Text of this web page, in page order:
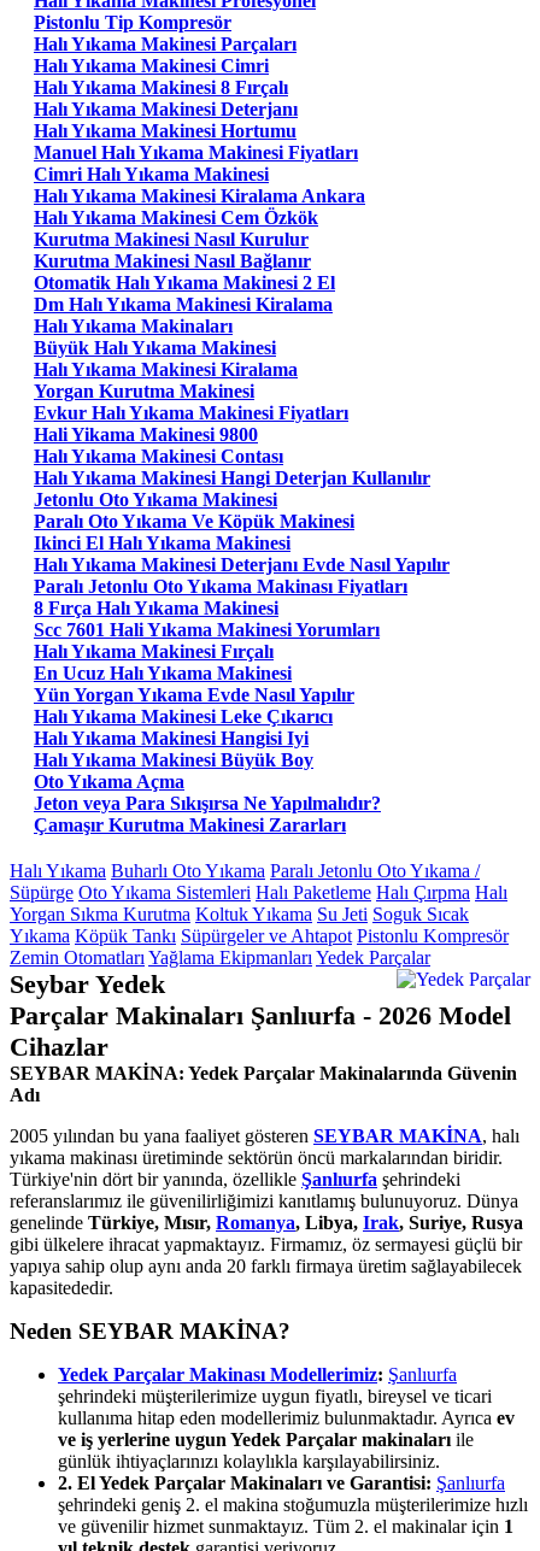
Pistonlu Tip Kompresör
Halı Yıkama Makinesi Parçaları
Halı Yıkama Makinesi Cimri
Halı Yıkama Makinesi 8 Fırçalı
Halı Yıkama Makinesi Deterjanı
Halı Yıkama Makinesi Hortumu
Manuel Halı Yıkama Makinesi Fiyatları
Cimri Halı Yıkama Makinesi
Halı Yıkama Makinesi Kiralama Ankara
Halı Yıkama Makinesi Cem Özkök
Kurutma Makinesi Nasıl Kurulur
Kurutma Makinesi Nasıl Bağlanır
Otomatik Halı Yıkama Makinesi 2 El
Dm Halı Yıkama Makinesi Kiralama
Halı Yıkama Makinaları
Büyük Halı Yıkama Makinesi
Halı Yıkama Makinesi Kiralama
Yorgan Kurutma Makinesi
Evkur Halı Yıkama Makinesi Fiyatları
Hali Yikama Makinesi 9800
Halı Yıkama Makinesi Contası
Halı Yıkama Makinesi Hangi Deterjan Kullanılır
Jetonlu Oto Yıkama Makinesi
Paralı Oto Yıkama Ve Köpük Makinesi
Ikinci El Halı Yıkama Makinesi
Halı Yıkama Makinesi Deterjanı Evde Nasıl Yapılır
Paralı Jetonlu Oto Yıkama Makinası Fiyatları
8 Fırça Halı Yıkama Makinesi
Scc 7601 Hali Yıkama Makinesi Yorumları
Halı Yıkama Makinesi Fırçalı
En Ucuz Halı Yıkama Makinesi
Yün Yorgan Yıkama Evde Nasıl Yapılır
Halı Yıkama Makinesi Leke Çıkarıcı
Halı Yıkama Makinesi Hangisi Iyi
Halı Yıkama Makinesi Büyük Boy
Oto Yıkama Açma
Jeton veya Para Sıkışırsa Ne Yapılmalıdır?
Çamaşır Kurutma Makinesi Zararları
Halı Yıkama Buharlı Oto Yıkama Paralı Jetonlu Oto Yıkama /
Süpürge Oto Yıkama Sistemleri Halı Paketleme Halı Çırpma Halı
Yorgan Sıkma Kurutma Koltuk Yıkama Su Jeti Soguk Sıcak
Yıkama Köpük Tankı Süpürgeler ve Ahtapot Pistonlu Kompresör
Zemin Otomatları Yağlama Ekipmanları Yedek Parçalar
Seybar Yedek
Parçalar Makinaları Şanlıurfa - 2026 Model
Cihazlar
SEYBAR MAKİNA: Yedek Parçalar Makinalarında Güvenin
Adı
2005 yılından bu yana faaliyet gösteren SEYBAR MAKİNA, halı
yıkama makinası üretiminde sektörün öncü markalarından biridir.
Türkiye'nin dört bir yanında, özellikle Şanlıurfa şehrindeki
referanslarımız ile güvenilirliğimizi kanıtlamış bulunuyoruz. Dünya
genelinde Türkiye, Mısır, Romanya, Libya, Irak, Suriye, Rusya
gibi ülkelere ihracat yapmaktayız. Firmamız, öz sermayesi güçlü bir
yapıya sahip olup aynı anda 20 farklı firmaya üretim sağlayabilecek
kapasitededir.
Neden SEYBAR MAKİNA?
Yedek Parçalar Makinası Modellerimiz: Şanlıurfa
şehrindeki müşterilerimize uygun fiyatlı, bireysel ve ticari
kullanıma hitap eden modellerimiz bulunmaktadır. Ayrıca ev
ve iş yerlerine uygun Yedek Parçalar makinaları ile
günlük ihtiyaçlarınızı kolaylıkla karşılayabilirsiniz.
2. El Yedek Parçalar Makinaları ve Garantisi: Şanlıurfa
şehrindeki geniş 2. el makina stoğumuzla müşterilerimize hızlı
ve güvenilir hizmet sunmaktayız. Tüm 2. el makinalar için 1